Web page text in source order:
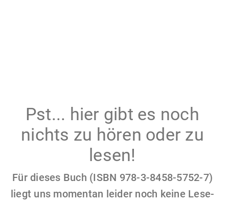
Pst... hier gibt es noch
nichts zu hören oder zu
lesen!
Für dieses Buch (ISBN 978-3-8458-5752-7)
liegt uns momentan leider noch keine Lese-